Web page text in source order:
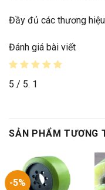
Đầy đủ các thương
Đánh giá bài viết
5 / 5. 1
SẢN PHẨM TƯƠNG
-5%